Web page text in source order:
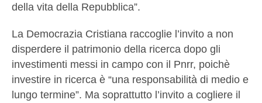
della vita della Repubblica”.
La Democrazia Cristiana raccoglie l’invito a non
disperdere il patrimonio della ricerca dopo gli
investimenti messi in campo con il Pnrr, poichè
investire in ricerca è “una responsabilità di medio e
lungo termine”. Ma soprattutto l’invito a cogliere il